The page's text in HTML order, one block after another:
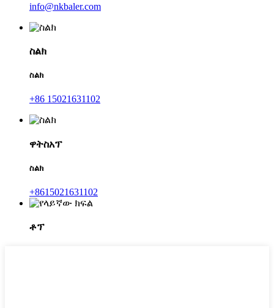
info@nkbaler.com
ስልክ
ስልክ
+86 15021631102
ዋትስአፕ
ስልክ
+8615021631102
ቶፕ